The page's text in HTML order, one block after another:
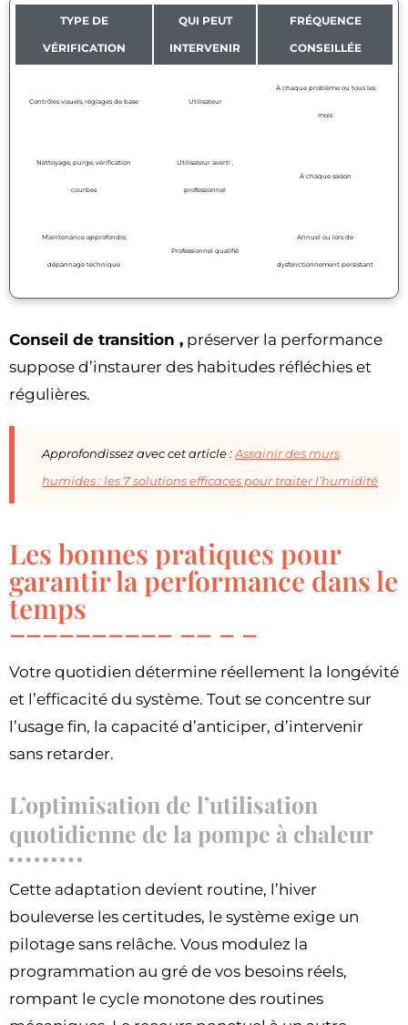
TYPE DE
VÉRIFICATION
QUI PEUT
INTERVENIR
FRÉQUENCE
CONSEILLÉE
Contrôles visuels, réglages de base Utilisateur
À chaque problème ou tous les
mois
Nettoyage, purge, vérification
courbes
Utilisateur averti ,
professionnel
À chaque saison
Maintenance approfondie,
dépannage technique
Professionnel qualifié
Annuel ou lors de
dysfonctionnement persistant
Conseil de transition , préserver la performance
suppose d’instaurer des habitudes réfléchies et
régulières.
Approfondissez avec cet article :Assainir des murs
humides : les 7 solutions efficaces pour traiter l’humidité
Les bonnes pratiques pour
garantir la performance dans le
temps
Votre quotidien détermine réellement la longévité
et l’efficacité du système. Tout se concentre sur
l’usage fin, la capacité d’anticiper, d’intervenir
sans retarder.
L’optimisation de l’utilisation
quotidienne de la pompe à chaleur
Cette adaptation devient routine, l’hiver
bouleverse les certitudes, le système exige un
pilotage sans relâche. Vous modulez la
programmation au gré de vos besoins réels,
rompant le cycle monotone des routines